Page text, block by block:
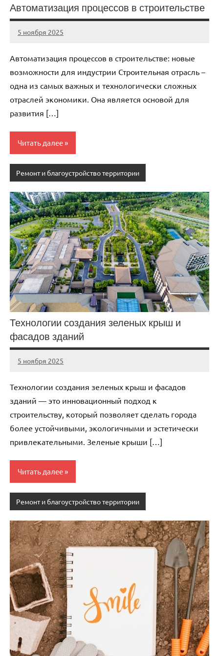
Автоматизация процессов в строительстве
5 ноября 2025
cement_zavod
Нет
Автоматизация процессов в строительстве: новые
возможности для индустрии Строительная отрасль –
одна из самых важных и технологически сложных
отраслей экономики. Она является основой для
развития […]
Читать далее
Ремонт и благоустройство территории
Технологии создания зеленых крыш и
фасадов зданий
5 ноября 2025
cement_zavod
Нет
Технологии создания зеленых крыш и фасадов
зданий — это инновационный подход к
строительству, который позволяет сделать города
более устойчивыми, экологичными и эстетически
привлекательными. Зеленые крыши […]
Читать далее
Ремонт и благоустройство территории